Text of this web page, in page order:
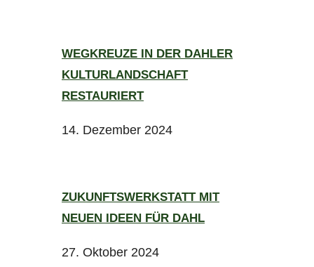
WEGKREUZE IN DER DAHLER
KULTURLANDSCHAFT
RESTAURIERT
14. Dezember 2024
ZUKUNFTSWERKSTATT MIT
NEUEN IDEEN FÜR DAHL
27. Oktober 2024